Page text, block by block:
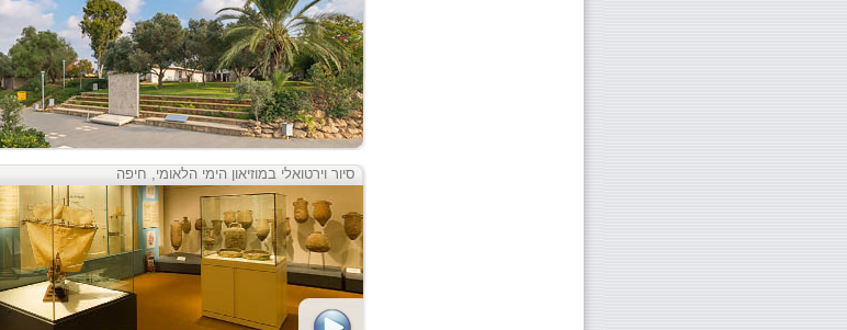
סיור וירטואלי במוזיאון הימי הלאומי, חיפה